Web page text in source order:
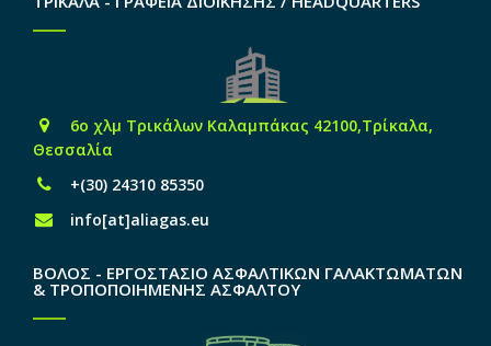
6o χλμ Τρικάλων Καλαμπάκας 42100,Τρίκαλα,
Θεσσαλία
+(30) 24310 85350
info[at]aliagas.eu
ΒΟΛΟΣ - ΕΡΓΟΣΤΑΣΙΟ ΑΣΦΑΛΤΙΚΩΝ ΓΑΛΑΚΤΩΜΑΤΩΝ
& ΤΡΟΠΟΠΟΙΗΜΕΝΗΣ ΑΣΦΑΛΤΟΥ